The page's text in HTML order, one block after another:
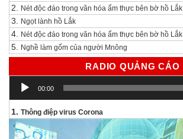
2. Nét độc đáo trong văn hóa ẩm thực bên bờ hồ Lắk.
3. Ngọt lành hồ Lắk
4. Nét độc đáo trong văn hóa ẩm thực bên bờ hồ Lắk
5. Nghề làm gốm của người Mnông
RADIO QUẢNG CÁO
Trình
chơi
00:00
1. Thông điệp virus Corona